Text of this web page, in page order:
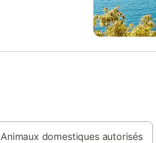
plages des
Animaux domestiques autorisés